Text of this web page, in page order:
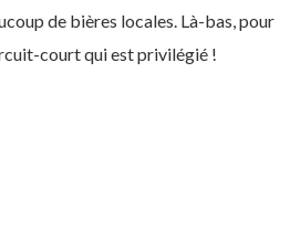
de bières locales. Là-bas, pour
court qui est privilégié !